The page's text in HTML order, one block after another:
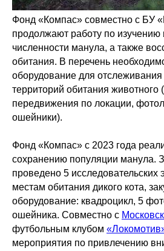
Фонд «Компас» совместно с БУ
продолжают работу по изучению
численности манула, а также
обитания. В перечень
оборудование для
территорий обитания животного
передвижения по локации,
ошейники).
Фонд «Компас» с 2023 года
сохранению популяции манула.
проведено 5 исследовательских
местам обитания дикого кота,
оборудование: квадроцикл, 5
ошейника. Совместно с
футбольным клубом
мероприятия по привлечению